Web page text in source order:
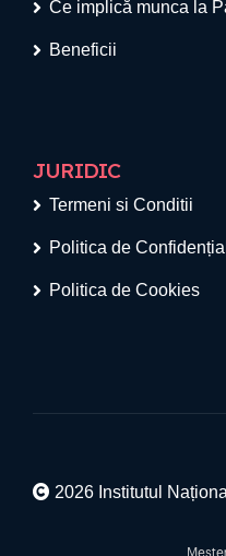
Ce implică munca la
Beneficii
JURIDIC
Termeni si Conditii
Politica de
Politica de Cookies
2026 Institutul